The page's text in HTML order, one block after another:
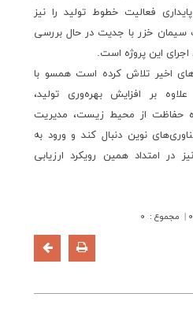
فعالیت خطوط تولید را نیز
سیمان خزر با جدیت در حال بررسی
این پروژه است.
اخیر تلاش کرده است همسو با
بر افزایش بهره‌وری تولید،
حفاظت از محیط زیست، مدیریت
نوین دنبال کند و ورود به
در امتداد همین رویکرد ارزیابی
۰ | مجموع : ۰